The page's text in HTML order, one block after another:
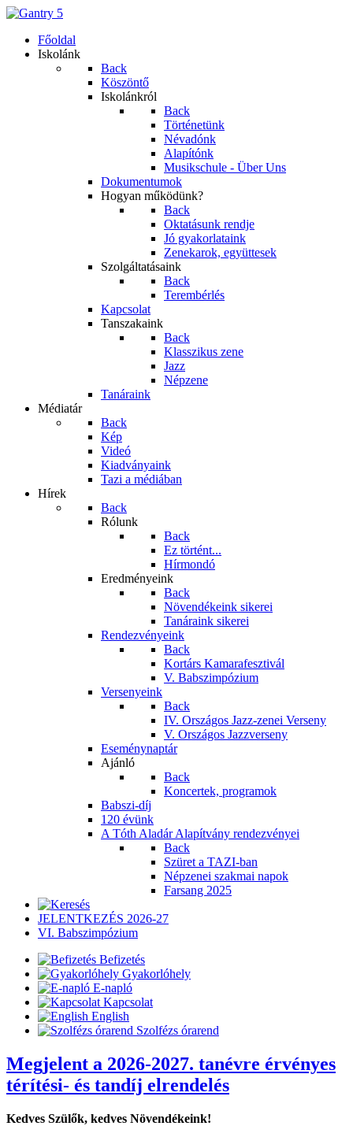
Főoldal
Iskolánk
Back
Köszöntő
Iskolánkról
Back
Történetünk
Névadónk
Alapítónk
Musikschule - Über Uns
Dokumentumok
Hogyan működünk?
Back
Oktatásunk rendje
Jó gyakorlataink
Zenekarok, együttesek
Szolgáltatásaink
Back
Terembérlés
Kapcsolat
Tanszakaink
Back
Klasszikus zene
Jazz
Népzene
Tanáraink
Médiatár
Back
Kép
Videó
Kiadványaink
Tazi a médiában
Hírek
Back
Rólunk
Back
Ez történt...
Hírmondó
Eredményeink
Back
Növendékeink sikerei
Tanáraink sikerei
Rendezvényeink
Back
Kortárs Kamarafesztivál
V. Babszimpózium
Versenyeink
Back
IV. Országos Jazz-zenei Verseny
V. Országos Jazzverseny
Eseménynaptár
Ajánló
Back
Koncertek, programok
Babszi-díj
120 évünk
A Tóth Aladár Alapítvány rendezvényei
Back
Szüret a TAZI-ban
Népzenei szakmai napok
Farsang 2025
JELENTKEZÉS 2026-27
VI. Babszimpózium
Befizetés
Gyakorlóhely
E-napló
Kapcsolat
English
Szolfézs órarend
Megjelent a 2026-2027. tanévre érvényes
térítési- és tandíj elrendelés
Kedves Szülők, kedves Növendékeink!